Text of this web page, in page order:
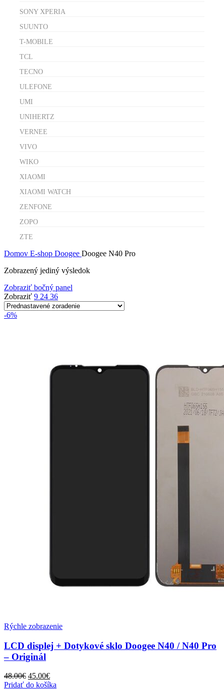
SONY XPERIA
SUUNTO
T-MOBILE
TCL
TECNO
ULEFONE
UMI
UNIHERTZ
VERNEE
VIVO
WIKO
XIAOMI
XIAOMI WATCH
ZENFONE
ZOPO
ZTE
Domov E-shop Doogee Doogee N40 Pro
Zobrazený jediný výsledok
Zobraziť bočný panel
Zobraziť 9 24 36
-6%
Rýchle zobrazenie
LCD displej + Dotykové sklo Doogee N40 / N40 Pro
– Originál
48.00€ Pôvodná
cena
45.00€Aktuálna
cena
Pridať do košíka